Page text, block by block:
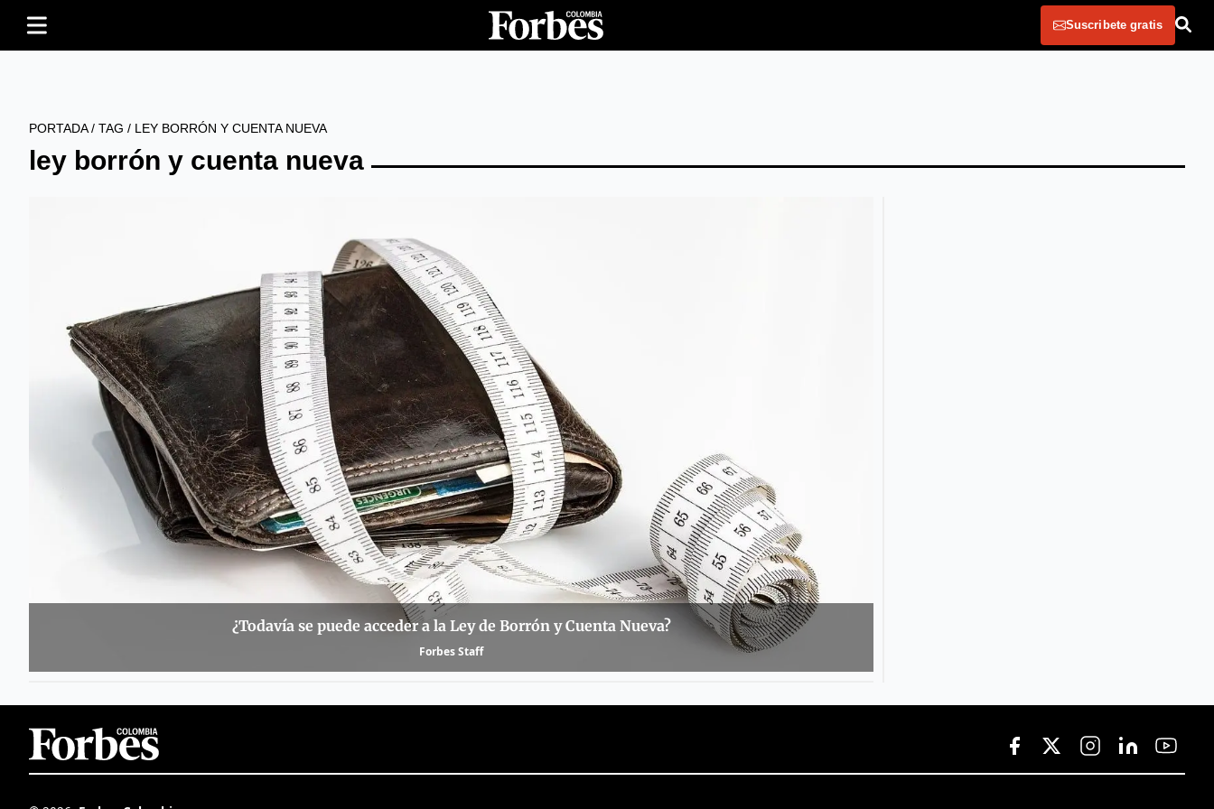
Suscribete gratis
PORTADA/ TAG / LEY BORRÓN Y CUENTA NUEVA
ley borrón y cuenta nueva
¿Todavía se puede acceder a la Ley de Borrón y Cuenta Nueva?
Forbes Staff